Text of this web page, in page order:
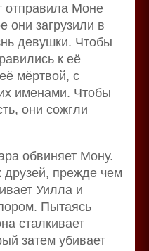
отправила Моне
они загрузили в
девушки. Чтобы
к её
мёртвой, с
именами. Чтобы
они сожгли
обвиняет Мону.
друзей, прежде чем
Уилла и
Пытаясь
сталкивает
затем убивает